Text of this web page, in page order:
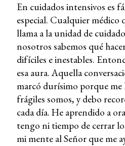
En cuidados intensivos es
especial. Cualquier médico
llama a la unidad de
nosotros sabemos qué
difíciles e inestables.
esa aura. Aquella
marcó durísimo porque me
frágiles somos, y debo
cada día. He aprendido a
tengo ni tiempo de cerrar
mi mente al Señor que me